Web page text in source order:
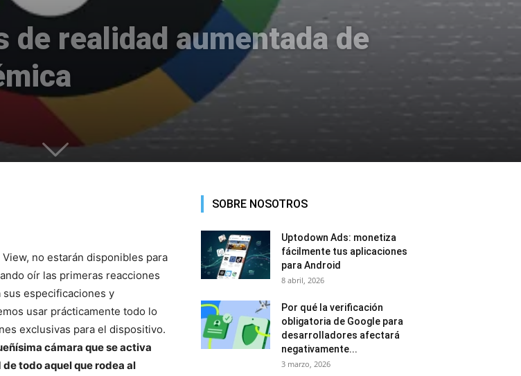
de realidad aumentada de
no estarán disponibles para
oír las primeras reacciones
sus especificaciones y
usar prácticamente todo lo
exclusivas para el dispositivo.
cámara que se activa
todo aquel que rodea al
SOBRE NOSOTROS
Uptodown Ads: monetiza
fácilmente tus aplicaciones
para Android
8 abril, 2026
Por qué la verificación
obligatoria de Google para
desarrolladores afectará
negativamente...
3 marzo, 2026